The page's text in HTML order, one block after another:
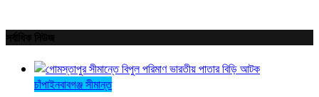
চাঁপাইনবাবগঞ্জ সীমান্ত